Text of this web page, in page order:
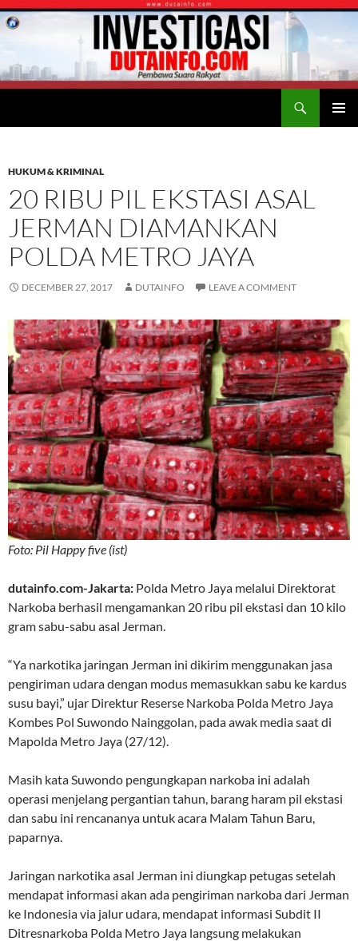
HUKUM & KRIMINAL
20 RIBU PIL EKSTASI ASAL
JERMAN DIAMANKAN
POLDA METRO JAYA
DECEMBER 27, 2017 DUTAINFO LEAVE A COMMENT
Foto: Pil Happy five (ist)
dutainfo.com-Jakarta: Polda Metro Jaya melalui Direktorat
Narkoba berhasil mengamankan 20 ribu pil ekstasi dan 10 kilo
gram sabu-sabu asal Jerman.
“Ya narkotika jaringan Jerman ini dikirim menggunakan jasa
pengiriman udara dengan modus memasukkan sabu ke kardus
susu bayi,” ujar Direktur Reserse Narkoba Polda Metro Jaya
Kombes Pol Suwondo Nainggolan, pada awak media saat di
Mapolda Metro Jaya (27/12).
Masih kata Suwondo pengungkapan narkoba ini adalah
operasi menjelang pergantian tahun, barang haram pil ekstasi
dan sabu ini rencananya untuk acara Malam Tahun Baru,
paparnya.
Jaringan narkotika asal Jerman ini diungkap petugas setelah
mendapat informasi akan ada pengiriman narkoba dari Jerman
ke Indonesia via jalur udara, mendapat informasi Subdit II
Ditresnarkoba Polda Metro Jaya langsung melakukan